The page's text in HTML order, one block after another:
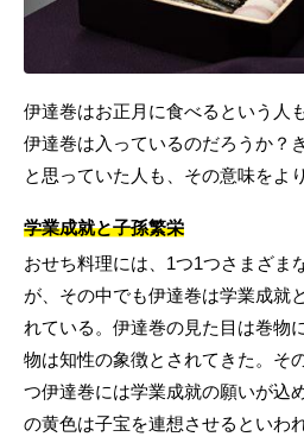
伊達巻はお正月に食べるという人
伊達巻は入っているのだろうか？
と思っていた人も、その意味をよ
学業成就と子孫繁栄
おせち料理には、1つ1つさまざま
が、その中でも伊達巻は学業成就
れている。伊達巻の見た目は巻物
物は知性の象徴とされてきた。そ
つ伊達巻には学業成就の願いが込
の黄色は子宝を連想させるといわ